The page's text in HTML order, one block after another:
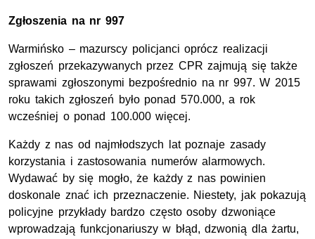
Zgłoszenia na nr 997
Warmińsko – mazurscy policjanci oprócz realizacji
zgłoszeń przekazywanych przez CPR zajmują się także
sprawami zgłoszonymi bezpośrednio na nr 997. W 2015
roku takich zgłoszeń było ponad 570.000, a rok
wcześniej o ponad 100.000 więcej.
Każdy z nas od najmłodszych lat poznaje zasady
korzystania i zastosowania numerów alarmowych.
Wydawać by się mogło, że każdy z nas powinien
doskonale znać ich przeznaczenie. Niestety, jak pokazują
policyjne przykłady bardzo często osoby dzwoniące
wprowadzają funkcjonariuszy w błąd, dzwonią dla żartu,